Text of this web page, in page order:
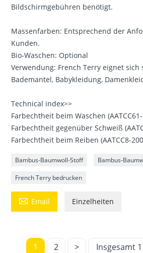
Bildschirmgebühren benötigt.
Massenfarben: Entsprechend der
Kunden.
Bio-Waschen: Optional
Verwendung: French Terry eignet
Bademantel, Babykleidung,
Technical index>>
Farbechtheit beim Waschen
Farbechtheit gegenüber Schweiß
Farbechtheit beim Reiben (AATCC8-
Bambus-Baumwoll-Stoff Bambus-
French Terry bedrucken
 Email Einzelheiten
1 2 > Insgesamt